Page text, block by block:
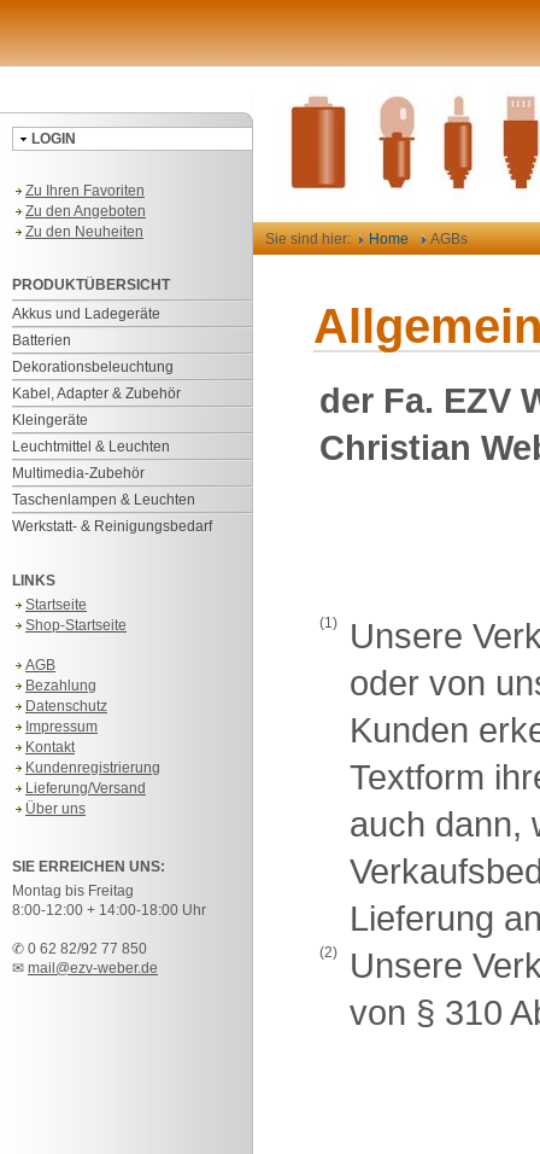
LOGIN
Zu Ihren Favoriten
Zu den Angeboten
Zu den Neuheiten
PRODUKTÜBERSICHT
Akkus und Ladegeräte
Batterien
Dekorationsbeleuchtung
Kabel, Adapter & Zubehör
Kleingeräte
Leuchtmittel & Leuchten
Multimedia-Zubehör
Taschenlampen & Leuchten
Werkstatt- & Reinigungsbedarf
LINKS
Startseite
Shop-Startseite
AGB
Bezahlung
Datenschutz
Impressum
Kontakt
Kundenregistrierung
Lieferung/Versand
Über uns
SIE ERREICHEN UNS:
Montag bis Freitag
8:00-12:00 + 14:00-18:00 Uhr
✆ 0 62 82/92 77 850
✉ mail@ezv-weber.de
Sie sind hier: Home AGBs
der Fa. EZV
Christian
(1)
Unsere
oder von
Kunden
Textform
auch dann,
Lieferung
(2)
Unsere
von § 310